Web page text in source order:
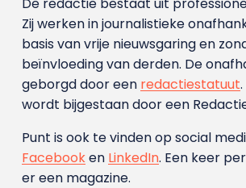
Zij werken in journalistieke
basis van vrije nieuwsgaring en
beïnvloeding van derden. De
geborgd door een redactiestatuut
wordt bijgestaan door een
Punt is ook te vinden op social
Facebooken LinkedIn. Een keer
er een magazine.